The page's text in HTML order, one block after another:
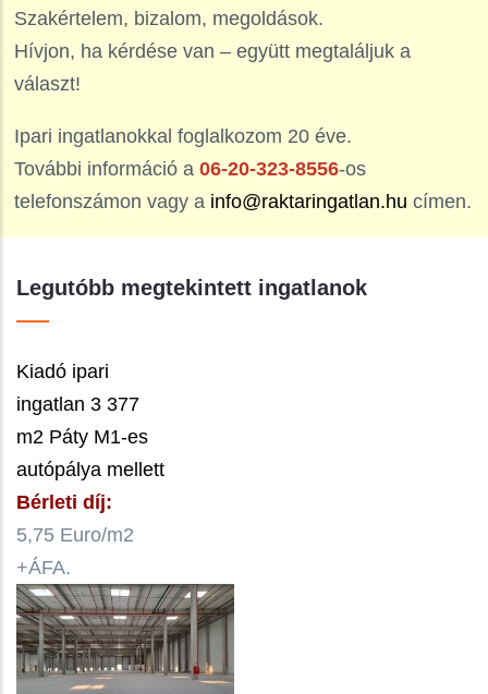
Szakértelem, bizalom, megoldások.
Hívjon, ha kérdése van – együtt megtaláljuk a
választ!
Ipari ingatlanokkal foglalkozom 20 éve.
További információ a 06-20-323-8556-os
telefonszámon vagy a info@raktaringatlan.hu címen.
Legutóbb megtekintett ingatlanok
Kiadó ipari
ingatlan 3 377
m2 Páty M1-es
autópálya mellett
Bérleti díj:
5,75 Euro/m2
+ÁFA.